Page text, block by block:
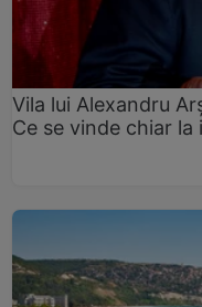
Vila lui Alexandru
Ce se vinde chiar